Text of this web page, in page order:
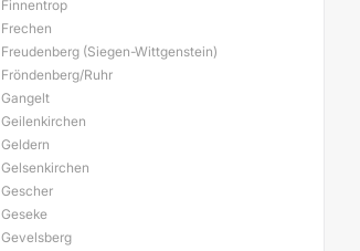
Finnentrop
Frechen
Freudenberg (Siegen-Wittgenstein)
Fröndenberg/Ruhr
Gangelt
Geilenkirchen
Geldern
Gelsenkirchen
Gescher
Geseke
Gevelsberg